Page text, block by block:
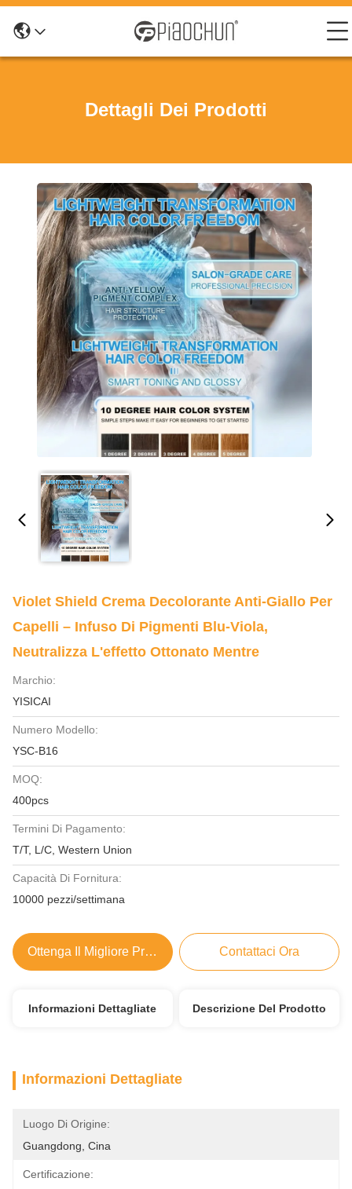
Dettagli Dei Prodotti
Violet Shield Crema Decolorante Anti-Giallo Per
Capelli – Infuso Di Pigmenti Blu-Viola,
Neutralizza L'effetto Ottonato Mentre
Marchio:
YISICAI
Numero Modello:
YSC-B16
MOQ:
400pcs
Termini Di Pagamento:
T/T, L/C, Western Union
Capacità Di Fornitura:
10000 pezzi/settimana
Ottenga Il Migliore Prezzo Contattaci Ora
Informazioni Dettagliate Descrizione Del Prodotto
Informazioni Dettagliate
Luogo Di Origine:
Guangdong, Cina
Certificazione: